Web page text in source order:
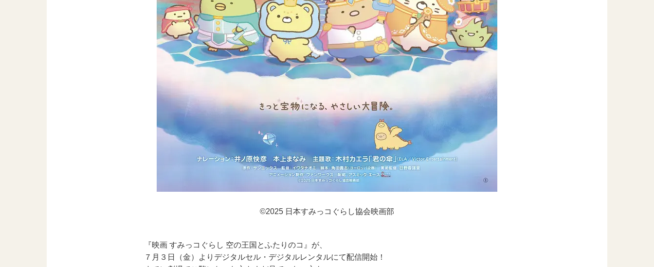
©2025 日本すみっコぐらし協会映画部
『映画 すみっコぐらし 空の王国とふたりのコ』が、
７月３日（金）よりデジタルセル・デジタルレンタルにて配信開始！